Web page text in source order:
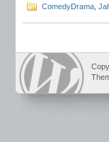
ComedyDrama